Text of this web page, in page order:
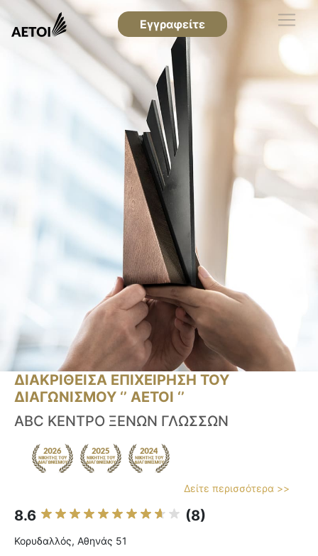
Εγγραφείτε
ΔΙΑΚΡΙΘΕΙΣΑ ΕΠΙΧΕΙΡΗΣΗ ΤΟΥ
ΔΙΑΓΩΝΙΣΜΟΥ ‘’ ΑΕΤΟΙ ‘’
ABC ΚΕΝΤΡΟ ΞΕΝΩΝ ΓΛΩΣΣΩΝ
Δείτε περισσότερα >>
8.6 (8)
Κορυδαλλός, Aθηνάς 51